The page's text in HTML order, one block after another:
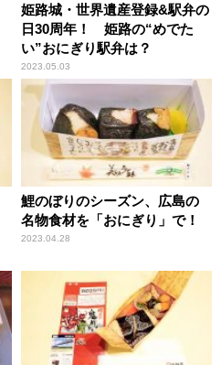
姫路城・世界遺産登録&駅弁の
日30周年！ 姫路の“めでた
い”おにぎり駅弁は？
2023.05.03
鯉のぼりのシーズン、広島の
名物食材を「おにぎり」で！
2023.04.28